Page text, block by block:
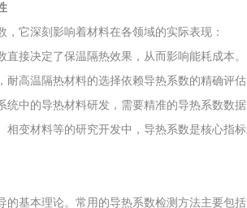
它深刻影响着材料在各领域的实际表现：
接决定了保温隔热效果，从而影响能耗成本。
高温隔热材料的选择依赖导热系数的精确评估
中的导热材料研发，需要精准的导热系数数据
变材料等的研究开发中，导热系数是核心指标
基本理论。常用的导热系数检测方法主要包括